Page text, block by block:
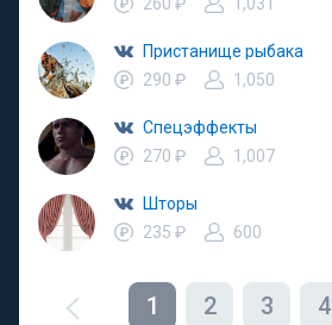
Пристанище рыбака
290 ₽
1,050
Спецэффекты
270 ₽
1,007
Шторы
235 ₽
600
1 2 3 4